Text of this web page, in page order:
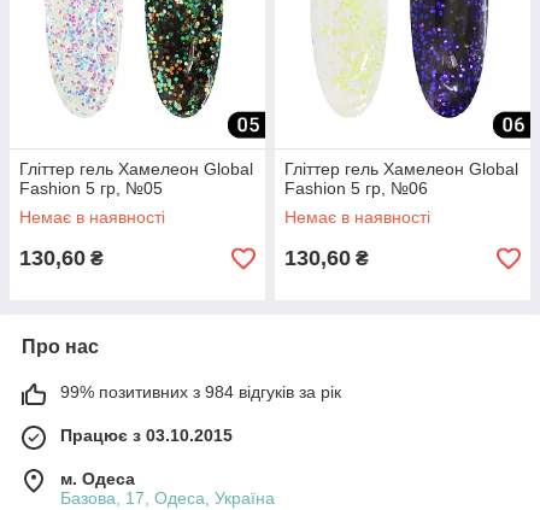
Гліттер гель Хамелеон Global
Fashion 5 гр, №05
Немає в наявності
130,60 ₴
Гліттер гель Хамелеон Global
Fashion 5 гр, №06
Немає в наявності
130,60 ₴
Про нас
99% позитивних з 984 відгуків за рік
Працює з 03.10.2015
м. Одеса
Базова, 17, Одеса, Україна